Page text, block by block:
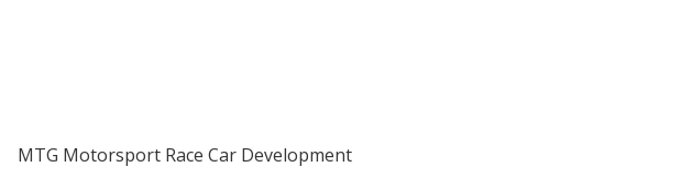
MTG Motorsport Race Car Development